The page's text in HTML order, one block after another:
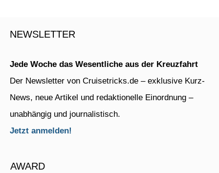
NEWSLETTER
Jede Woche das Wesentliche aus der Kreuzfahrt
Der Newsletter von Cruisetricks.de – exklusive Kurz-
News, neue Artikel und redaktionelle Einordnung –
unabhängig und journalistisch.
Jetzt anmelden!
AWARD